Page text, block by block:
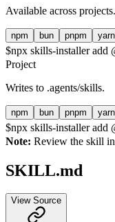
Available across projects.
npm bun pnpm yarn
$npx skills-installer add
Project
Writes to .agents/skills.
npm bun pnpm yarn
$npx skills-installer add
Note: Review the skill
SKILL.md
View Source